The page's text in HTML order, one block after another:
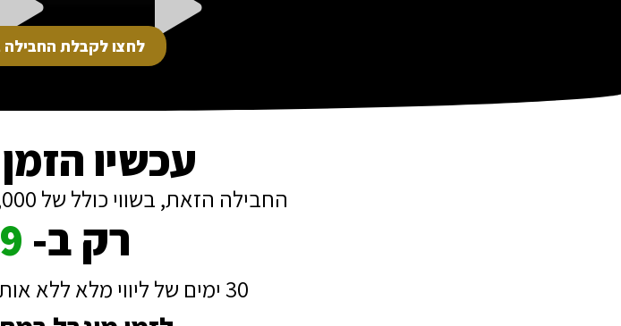
לחצו לקבלת
עכשיו
החבילה הזאת, בשווי כולל של 8,000ש״ח בעלות של פחות מדייט.
רק ב-
30 ימים של ליווי מלא ללא אותיות קטנות וללא שום קאצ